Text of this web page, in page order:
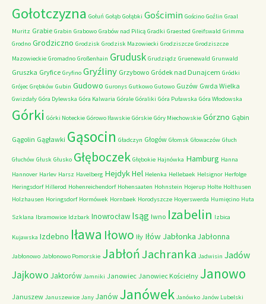
Gołotczyzna Gołuń Gołąb Gołąbki Gościmin Gościno Goźlin Graal
Muritz Grabie Grabin Grabowo Grabów nad Pilicą Gradki Graested Greifswald Grimma
Grodno Grodziczno Grodzisk Grodzisk Mazowiecki Grodziszcze Grodziszcze
Mazowieckie Gromadno Großenhain Grudusk Grudziądz Gruenewald Grunwald
Gruszka Gryfice Gryfino Gryźliny Grzybowo Gródek nad Dunajcem Gródki
Grójec Grębków Gubin Gudowo Guronys Gutkowo Gutowo Guzów Gwda Wielka
Gwizdały Góra Dylewska Góra Kalwaria Górale Góraliki Góra Puławska Góra Włodowska
Górki Górki Noteckie Górowo Iławskie Górskie Góry Miechowskie Górzno Gąbin
Gągolin Gągławki Gąsocin Gładczyn Głogów Głomsk Głowaczów Głuch
Głuchów Głusk Głusko Głęboczek Głębokie Hajnówka Hamburg Hanna
Hannover Harlev Harsz Havelberg HejdykHel Helenka Hellebaek Helsignor Herfolge
Heringsdorf Hillerod Hohenreichendorf Hohensaaten Hohnstein Hojerup Holte Holthusen
Holzhausen Horingsdorf Hormówek Hornbaek Horodyszcze Hoyerswerda Humięcino Huta
Szklana Ibramowice Idzbark Inowrocław Isąg Iwno Izabelin Izbica
Kujawska Izdebno Iława Iłowo Iły Iłów Jabłonka Jabłonna
Jabłonowo Jabłonowo Pomorskie JabłońJachranka Jadwisin Jadów
Jajkowo Jaktorów Jamniki Janowiec Janowiec Kościelny Janowo
Januszew Januszewice Jany Janów Janówek Janówko Janów Lubelski